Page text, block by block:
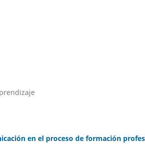
en el proceso de formación